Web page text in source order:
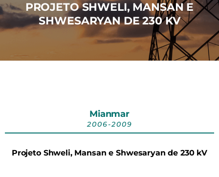
PROJETO SHWELI, MANSAN E
SHWESARYAN DE 230 KV
Mianmar
2006-2009
Projeto Shweli, Mansan e Shwesaryan de 230 kV